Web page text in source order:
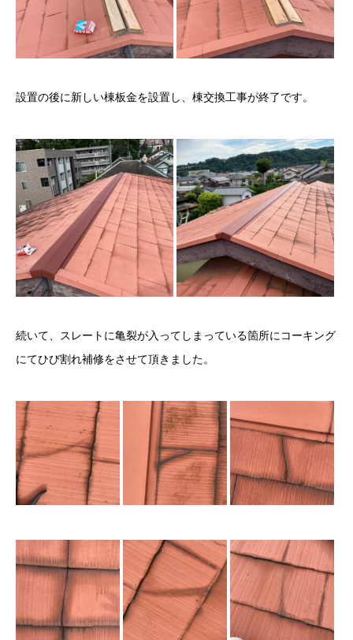
設置の後に新しい棟板金を設置し、棟交換工事が終了です。
続いて、スレートに亀裂が入ってしまっている箇所にコーキング
にてひび割れ補修をさせて頂きました。